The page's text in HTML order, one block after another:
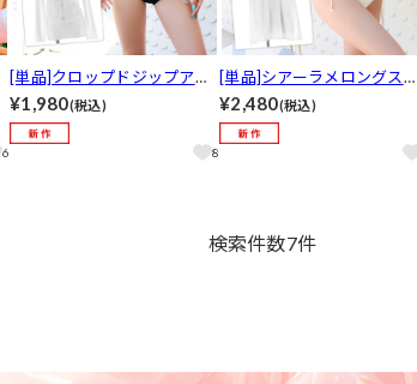
6
[単品]クロップドジップアッ
プUVカットラッシュガード/
水着【dazzy beach/2026ビ
キニ】
¥1,980(税込)
8
[単品]シアーラメロングスリ
ーブラッシュガード/水着【d
azzy beach/2026ビキニ】
¥2,480(税込)
検索件数7件